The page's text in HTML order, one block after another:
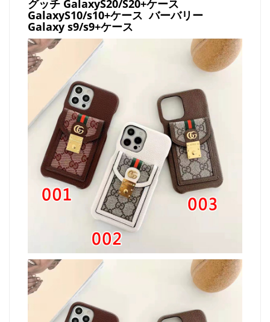
グッチ GalaxyS20/S20+ケース
GalaxyS10/s10+ケース バーバリー
Galaxy s9/s9+ケース